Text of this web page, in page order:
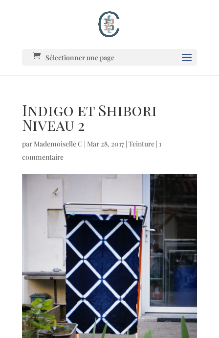
Sélectionner une page
Indigo et Shibori
Niveau 2
par Mademoiselle C | Mar 28, 2017| Teinture| 1
commentaire